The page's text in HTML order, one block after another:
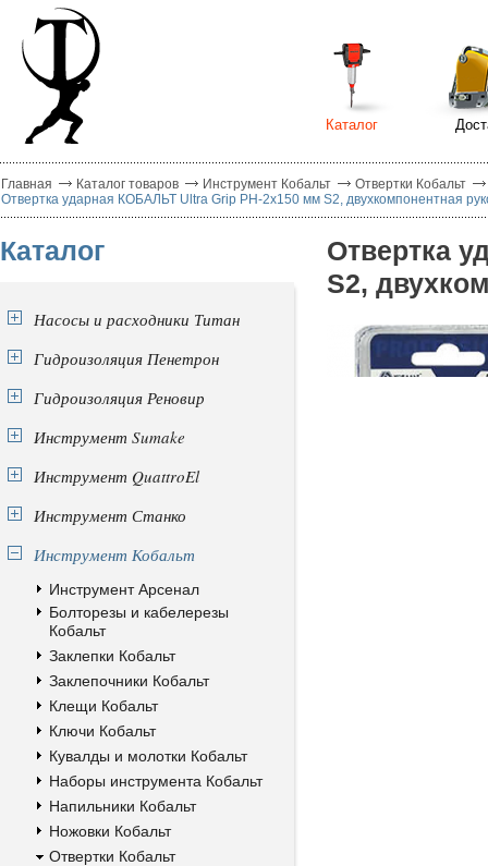
Каталог
Главная Каталог товаров Инструмент Кобальт
Отвертки Кобальт
Отвертка ударная КОБАЛЬТ Ultra Grip PH-2x150 мм S2, двухкомпонентная
Каталог
Насосы и расходники Титан
Гидроизоляция Пенетрон
Гидроизоляция Реновир
Инструмент Sumake
Инструмент QuattroEl
Инструмент Станко
Инструмент Кобальт
Инструмент Арсенал
Болторезы и кабелерезы
Кобальт
Заклепки Кобальт
Заклепочники Кобальт
Клещи Кобальт
Ключи Кобальт
Кувалды и молотки Кобальт
Наборы инструмента Кобальт
Напильники Кобальт
Ножовки Кобальт
Отвертки Кобальт
Отвертка
S2,